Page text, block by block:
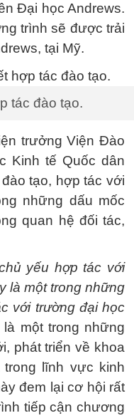
Đại học Andrews.
trình sẽ được trải
tại Mỹ.
tác đào tạo.
trưởng Viện Đào
Kinh tế Quốc dân
tạo, hợp tác với
những dấu mốc
quan hệ đối tác,
yếu hợp tác với
là một trong những
với trường đại học
một trong những
phát triển về khoa
lĩnh vực kinh
đem lại cơ hội rất
tiếp cận chương